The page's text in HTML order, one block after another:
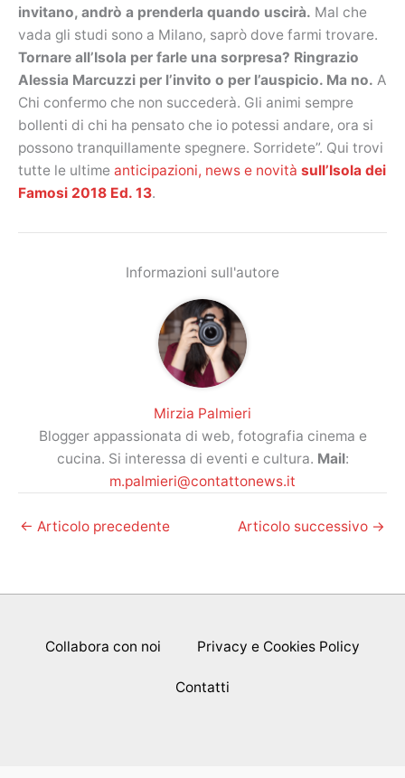
invitano, andrò a prenderla quando uscirà. Mal che
vada gli studi sono a Milano, saprò dove farmi trovare.
Tornare all’Isola per farle una sorpresa? Ringrazio
Alessia Marcuzzi per l’invito o per l’auspicio. Ma no. A
Chi confermo che non succederà. Gli animi sempre
bollenti di chi ha pensato che io potessi andare, ora si
possono tranquillamente spegnere. Sorridete”. Qui trovi
tutte le ultime anticipazioni, news e novità sull’Isola dei
Famosi 2018 Ed. 13.
Informazioni sull'autore
Mirzia Palmieri
Blogger appassionata di web, fotografia cinema e
cucina. Si interessa di eventi e cultura. Mail:
m.palmieri@contattonews.it
← Articolo precedente Articolo successivo →
Collabora con noi Privacy e Cookies Policy
Contatti